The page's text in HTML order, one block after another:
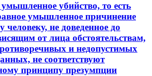
убийство, то есть
умышленное причинение
человеку, не доведенное до
от лица обстоятельствам,
и недопустимых
не соответствуют
принципу презумпции